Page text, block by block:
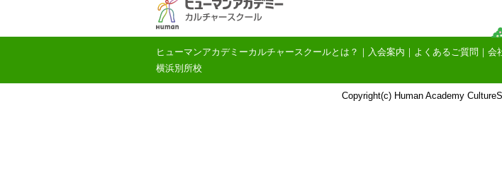
ヒューマンアカデミーカルチャースクールとは？ ｜ 入会案内 ｜ よくあるご質問 ｜ 会
横浜別所校
Copyright(c) Human Academy